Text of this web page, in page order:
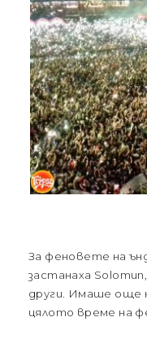
За феновете на
застанаха
други. Имаше още
цялото време на